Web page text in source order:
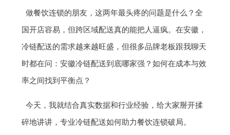
做餐饮连锁的朋友，这两年最头疼的问题是什么？全
国开店容易，但跨区域配送真的能把人逼疯。在安徽，
冷链配送的需求越来越旺盛，但很多品牌老板跟我聊天
时都在问：安徽冷链配送到底哪家强？如何在成本与效
率之间找到平衡点？
今天，我就结合真实数据和行业经验，给大家掰开揉
碎地讲讲，专业冷链配送如何助力餐饮连锁破局。